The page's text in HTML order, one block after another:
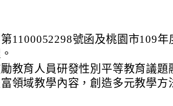
1100052298號函及桃園市109年
教育人員研發性別平等教育議題
領域教學內容，創造多元教學方